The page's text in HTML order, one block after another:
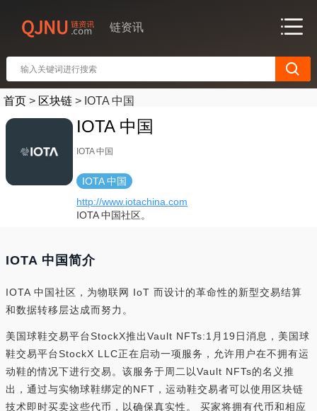
链资讯
首页 > 区块链 > IOTA 中国
IOTA 中国
IOTA 中国
IOTA 中国
http://www.iotachina.com
IOTA 中国社区。
IOTA 中国简介
IOTA 中国社区，为物联网 IoT 而设计的革命性的新型交易结算
和数据转移层达成而努力。
美国球鞋交易平台StockX推出Vault NFTs:1月19日消息，美国球
鞋交易平台StockX LLC正在启动一项服务，允许用户在不拥有运
动鞋的情况下进行交易。该服务于周二以Vault NFTs的名义推
出，通过与实物球鞋绑定的NFT，运动鞋交易者可以使用区块链
技术即时买卖这些代币，以确保真实性。 买家将拥有代币和相应